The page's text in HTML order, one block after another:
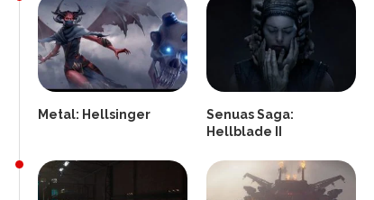
Metal: Hellsinger
Senuas Saga:
Hellblade II